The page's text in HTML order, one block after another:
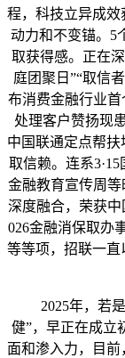
程，科技立异成效
动力和不变锚。5
取获得感。正在
庭团聚日”“取信
布消费金融行业
处理客户赞扬现
中国联通定点帮
取信赖。连系
金融教育宣传周
深度融合，荣获
026金融消保取办
等等项，招联一
2025年，若是
健”，早正在成立
面和渗入力，目